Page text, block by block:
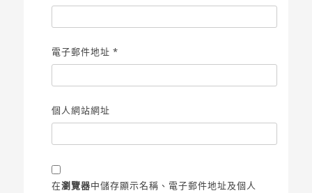
電子郵件地址*
個人網站網址
在瀏覽器中儲存顯示名稱、電子郵件地址及個人